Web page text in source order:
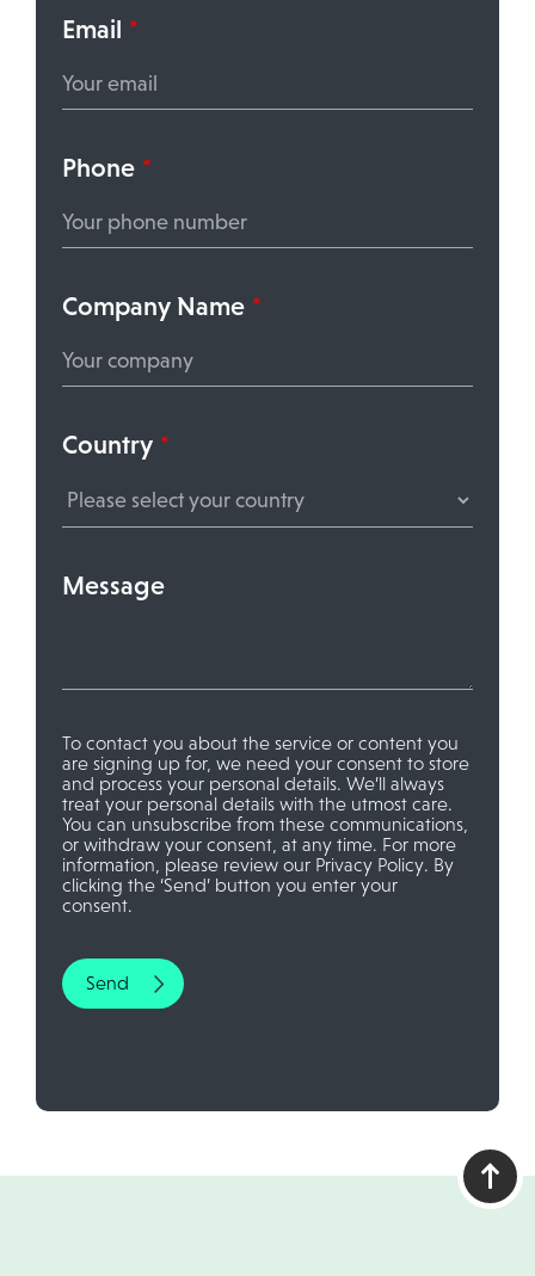
Email *
Phone *
Company Name *
Country *
Message
To contact you about the service or content you
are signing up for, we need your consent to store
and process your personal details. We’ll always
treat your personal details with the utmost care.
You can unsubscribe from these communications,
or withdraw your consent, at any time. For more
information, please review our Privacy Policy. By
clicking the ‘Send’ button you enter your
consent.